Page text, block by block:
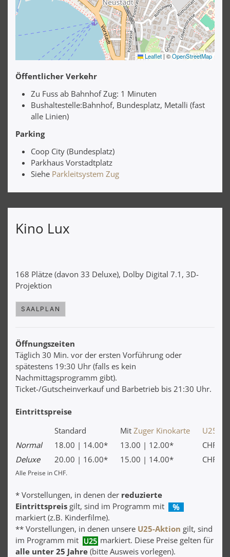
Leaflet | ©OpenStreetMap
Öffentlicher Verkehr
Zu Fuss ab Bahnhof Zug: 1 Minuten
Bushaltestelle:Bahnhof, Bundesplatz, Metalli (fast
alle Linien)
Parking
Coop City (Bundesplatz)
Parkhaus Vorstadtplatz
Siehe Parkleitsystem Zug
Kino Lux
168 Plätze (davon 33 Deluxe), Dolby Digital 7.1, 3D-
Projektion
SAALPLAN
Öffnungszeiten
Täglich 30 Min. vor der ersten Vorführung oder
spätestens 19:30 Uhr (falls es kein
Nachmittagsprogramm gibt).
Ticket-/Gutscheinverkauf und Barbetrieb bis 21:30 Uhr.
Eintrittspreise
Standard
Mit Zuger Kinokarte
U25-
Normal
18.00 | 14.00* 13.00 | 12.00*
CHF
Deluxe
20.00 | 16.00* 15.00 | 14.00* CHF
Alle Preise in CHF.
* Vorstellungen, in denen der reduzierte
Eintrittspreis gilt, sind im Programm mit
markiert (z.B. Kinderfilme).
** Vorstellungen, in denen unsere U25-Aktion gilt, sind
im Programm mit
markiert. Diese Preise gelten für
alle unter 25 Jahre (bitte Ausweis vorlegen).